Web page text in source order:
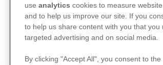
use analytics cookies to measure
and to help us improve our site. If you
to help us share content with you that
targeted advertising and on social media.
By clicking "Accept All", you consent to